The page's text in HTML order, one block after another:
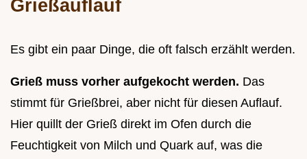
Grießauflauf
Es gibt ein paar Dinge, die oft falsch erzählt werden.
Grieß muss vorher aufgekocht werden. Das
stimmt für Grießbrei, aber nicht für diesen Auflauf.
Hier quillt der Grieß direkt im Ofen durch die
Feuchtigkeit von Milch und Quark auf, was die